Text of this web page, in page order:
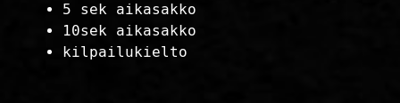
5 sek aikasakko
10sek aikasakko
kilpailukielto